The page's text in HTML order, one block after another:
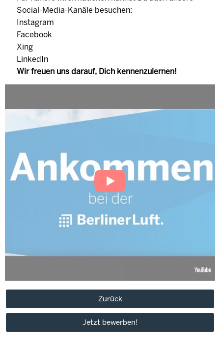
Social-Media-Kanäle besuchen:
Instagram
Facebook
Xing
LinkedIn
Wir freuen uns darauf, Dich kennenzulernen!
Zurück
Jetzt bewerben!